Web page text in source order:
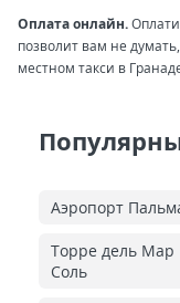
Оплата онлайн.
позволит вам не
местном такси в
Аэропорт
Торре дель Мар
Соль